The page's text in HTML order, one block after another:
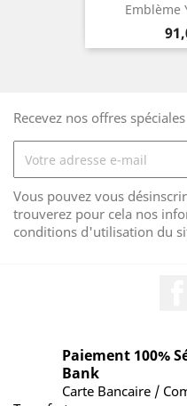
Emblème
Recevez nos offres spéciales
Vous pouvez vous
trouverez pour cela nos
conditions d'utilisation du
Paiement 100%
Bank
Carte Bancaire /